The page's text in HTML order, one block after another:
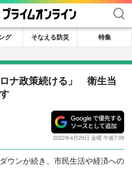
検索
グ そなえる防災
特集
ナ政策続ける」 衛生当
2022年4月29日 金曜 午後7:09
ウンが続き、市民生活や経済への